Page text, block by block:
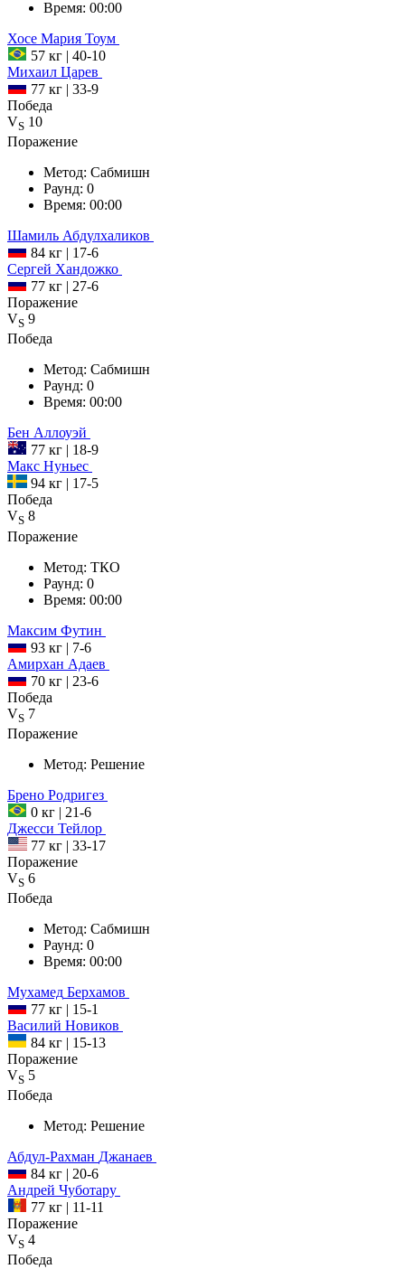
Время: 00:00
Хосе Мария Тоум
57 кг | 40-10
Михаил Царев
77 кг | 33-9
Победа
VS 10
Поражение
Метод: Сабмишн
Раунд: 0
Время: 00:00
Шамиль Абдулхаликов
84 кг | 17-6
Сергей Хандожко
77 кг | 27-6
Поражение
VS 9
Победа
Метод: Сабмишн
Раунд: 0
Время: 00:00
Бен Аллоуэй
77 кг | 18-9
Макс Нуньес
94 кг | 17-5
Победа
VS 8
Поражение
Метод: ТКО
Раунд: 0
Время: 00:00
Максим Футин
93 кг | 7-6
Амирхан Адаев
70 кг | 23-6
Победа
VS 7
Поражение
Метод: Решение
Брено Родригез
0 кг | 21-6
Джесси Тейлор
77 кг | 33-17
Поражение
VS 6
Победа
Метод: Сабмишн
Раунд: 0
Время: 00:00
Мухамед Берхамов
77 кг | 15-1
Василий Новиков
84 кг | 15-13
Поражение
VS 5
Победа
Метод: Решение
Абдул-Рахман Джанаев
84 кг | 20-6
Андрей Чуботару
77 кг | 11-11
Поражение
VS 4
Победа